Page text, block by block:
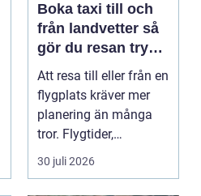
Boka taxi till och
från landvetter så
gör du resan trygg
och smidig
Att resa till eller från en
flygplats kräver mer
planering än många
tror. Flygtider,
packning, säker...
30 juli 2026